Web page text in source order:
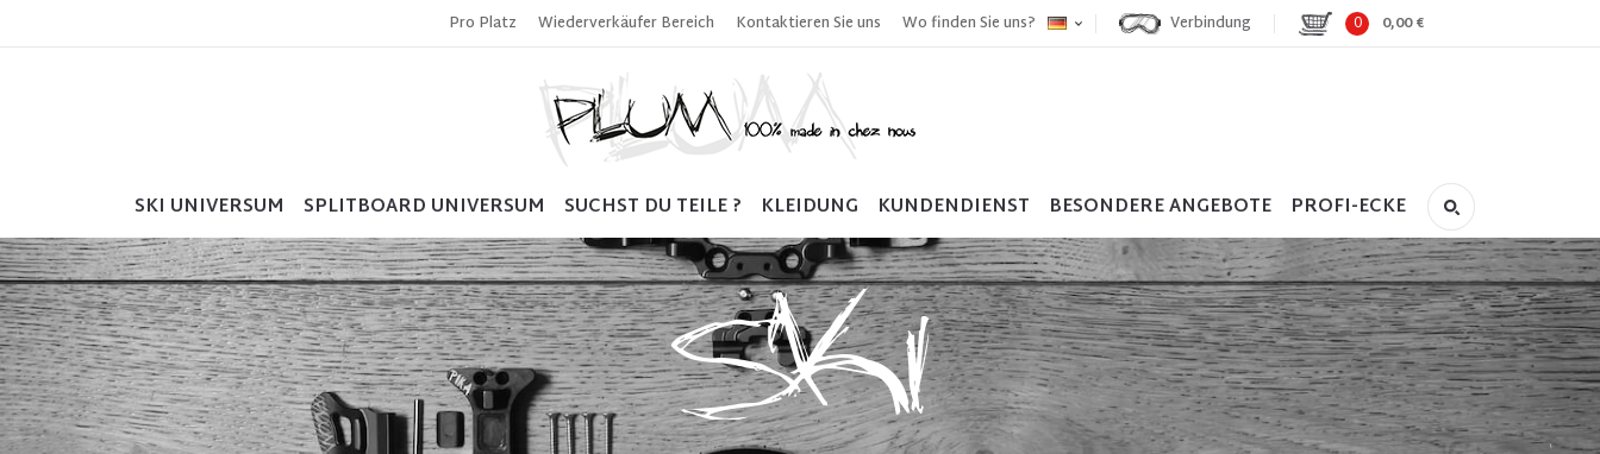
Pro Platz Wiederverkäufer Bereich Kontaktieren Sie uns Wo finden Sie uns? Verbindung 0 0,00 €
SKI UNIVERSUM SPLITBOARD UNIVERSUM SUCHST DU TEILE ? KLEIDUNG KUNDENDIENST BESONDERE ANGEBOTE PROFI-ECKE